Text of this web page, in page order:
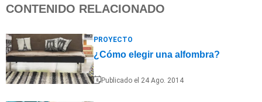
CONTENIDO RELACIONADO
PROYECTO
¿Cómo elegir una alfombra?
Publicado el 24 Ago. 2014